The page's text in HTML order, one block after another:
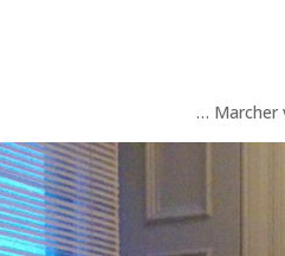
… Marcher